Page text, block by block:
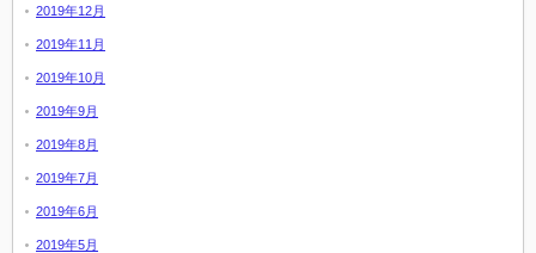
2019年12月
2019年11月
2019年10月
2019年9月
2019年8月
2019年7月
2019年6月
2019年5月